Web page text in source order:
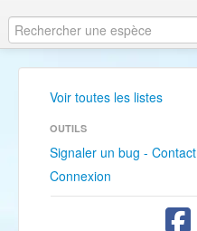
Voir toutes les listes
OUTILS
Signaler un bug - Contact
Connexion